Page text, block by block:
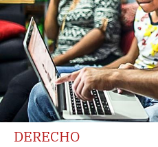
DERECHO